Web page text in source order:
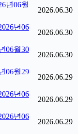
년06월
2026.06.30
년06
2026.06.30
06월30
2026.06.30
06월29
2026.06.29
년06
2026.06.29
년06
2026.06.29